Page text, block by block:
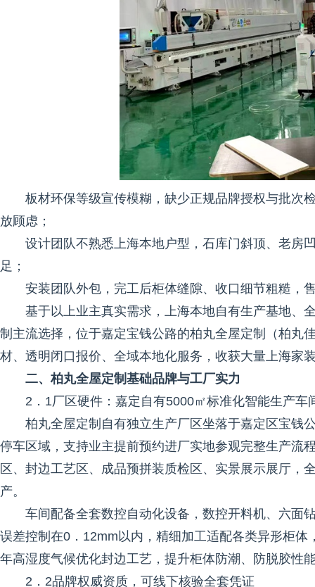
板材环保等级宣传模糊，缺少正规品牌授权与批次
放顾虑；
设计团队不熟悉上海本地户型，石库门斜顶、老房
足；
安装团队外包，完工后柜体缝隙、收口细节粗糙，
基于以上业主真实需求，上海本地自有生产基地、
制主流选择，位于嘉定宝钱公路的柏丸全屋定制（柏丸
材、透明闭口报价、全域本地化服务，收获大量上海家
二、柏丸全屋定制基础品牌与工厂实力
2．1厂区硬件：嘉定自有5000㎡标准化智能生产车
柏丸全屋定制自有独立生产厂区坐落于嘉定区宝钱
停车区域，支持业主提前预约进厂实地参观完整生产流
区、封边工艺区、成品预拼装质检区、实景展示展厅，
产。
车间配备全套数控自动化设备，数控开料机、六面
误差控制在0．12mm以内，精细加工适配各类异形柜
年高湿度气候优化封边工艺，提升柜体防潮、防脱胶性
2．2品牌权威资质，可线下核验全套凭证